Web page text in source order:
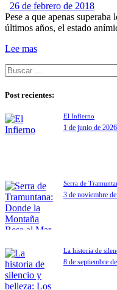
26 de febrero de 2018
Pese a que apenas
últimos años, el estado
Lee mas
Post recientes:
El Infierno
1 de junio de 2026
Serra de
3 de noviembre
La historia de
8 de septiembre